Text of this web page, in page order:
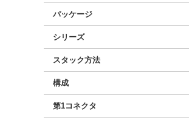
パッケージ
シリーズ
スタック方法
構成
第1コネクタ